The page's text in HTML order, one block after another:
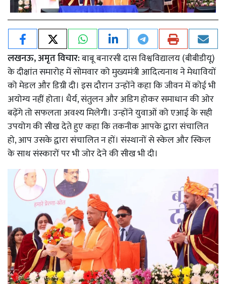
लखनऊ, अमृत विचार:बाबू बनारसी दास विश्वविद्यालय (बीबीडीयू)
के दीक्षांत समारोह में सोमवार को मुख्यमंत्री आदित्यनाथ ने मेधावियों
को मेडल और डिग्री दी। इस दौरान उन्होंने कहा कि जीवन में कोई भी
अयोग्य नहीं होता। धैर्य, संतुलन और अडिग होकर समाधान की ओर
बढ़ेंगे तो सफलता अवश्य मिलेगी। उन्होंने युवाओं को एआई के सही
उपयोग की सीख देते हुए कहा कि तकनीक आपके द्वारा संचालित
हो, आप उसके द्वारा संचालित न हों। संस्थानों से स्केल और स्किल
के साथ संस्कारों पर भी जोर देने की सीख भी दी।